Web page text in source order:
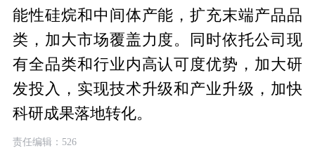
能性硅烷和中间体产能，扩充末端产品品
类，加大市场覆盖力度。同时依托公司现
有全品类和行业内高认可度优势，加大研
发投入，实现技术升级和产业升级，加快
科研成果落地转化。
责任编辑：526